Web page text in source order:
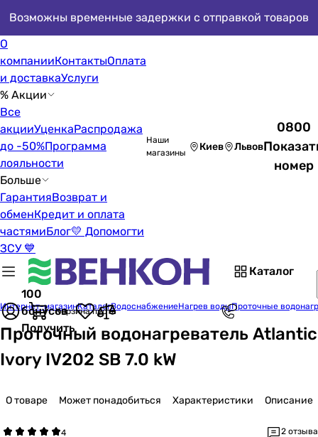
Возможны временные задержки с отправкой товаров
О
компанииКонтактыОплата
и доставкаУслуги
% Акции
Все
акцииУценкаРаспродажа
до -50%Программа
лояльности
Больше
ГарантияВозврат и
обменКредит и оплата
частямиБлог💛 Допомогти
ЗСУ 💙
Наши
магазины
Киев Львов
0800
номер
Каталог
100
бонусов
Получить
Корзина пуста
Интернет-магазинКаталогВодоснабжениеНагрев водыПроточные
Проточный водонагреватель Atlantic
Ivory IV202 SB 7.0 kW
О товаре Может понадобиться Характеристики Описание
2 отзыва